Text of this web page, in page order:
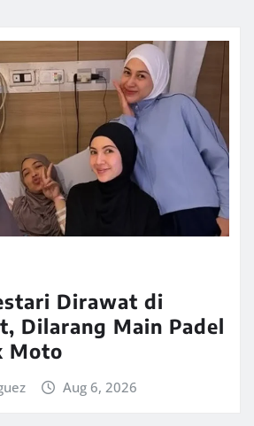
Dirawat di
Dilarang Main Padel
Moto
Aug 6, 2026